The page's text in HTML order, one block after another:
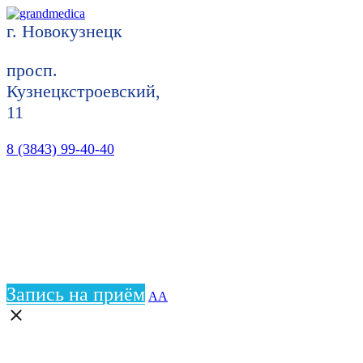
г. Новокузнецк
просп.
Кузнецкстроевский,
11
8 (3843) 99-40-40
Запись на приём АА